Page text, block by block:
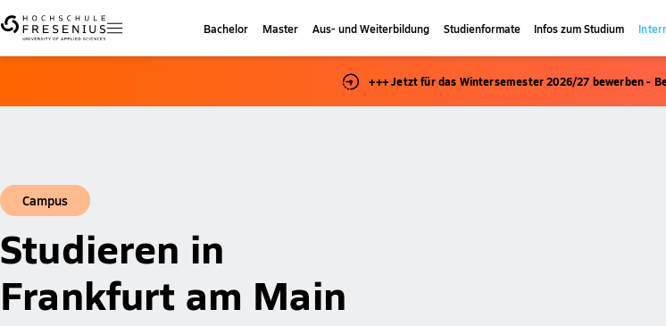
Bachelor Master Aus- und Weiterbildung Studienformate Infos zum Studium
+++ Jetzt für das Wintersemester 2026/27 bewerben -
Campus
Studieren in
Frankfurt am Main